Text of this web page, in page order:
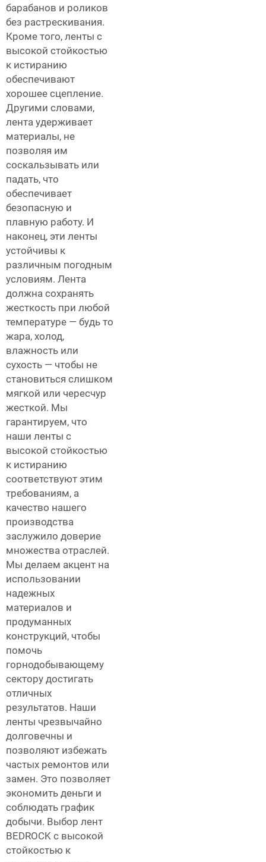
барабанов и роликов
без растрескивания.
Кроме того, ленты с
высокой стойкостью
к истиранию
обеспечивают
хорошее сцепление.
Другими словами,
лента удерживает
материалы, не
позволяя им
соскальзывать или
падать, что
обеспечивает
безопасную и
плавную работу. И
наконец, эти ленты
устойчивы к
различным погодным
условиям. Лента
должна сохранять
жесткость при любой
температуре — будь то
жара, холод,
влажность или
сухость — чтобы не
становиться слишком
мягкой или чересчур
жесткой. Мы
гарантируем, что
наши ленты с
высокой стойкостью
к истиранию
соответствуют этим
требованиям, а
качество нашего
производства
заслужило доверие
множества отраслей.
Мы делаем акцент на
использовании
надежных
материалов и
продуманных
конструкций, чтобы
помочь
горнодобывающему
сектору достигать
отличных
результатов. Наши
ленты чрезвычайно
долговечны и
позволяют избежать
частых ремонтов или
замен. Это позволяет
экономить деньги и
соблюдать график
добычи. Выбор лент
BEDROCK с высокой
стойкостью к